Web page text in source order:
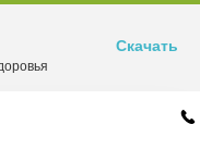
Скачать